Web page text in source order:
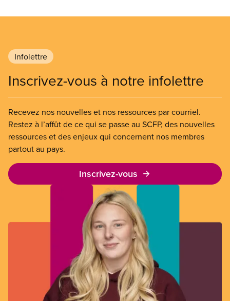
Infolettre
Inscrivez-vous à notre infolettre
Recevez nos nouvelles et nos ressources par courriel.
Restez à l’affût de ce qui se passe au SCFP, des nouvelles
ressources et des enjeux qui concernent nos membres
partout au pays.
Inscrivez-vous